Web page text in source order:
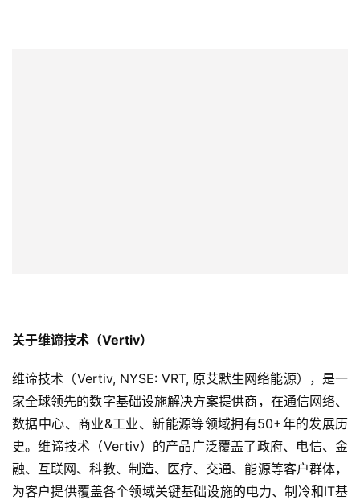
关于维谛技术（Vertiv）
维谛技术（Vertiv, NYSE: VRT, 原艾默生网络能源），是一
家全球领先的数字基础设施解决方案提供商，在通信网络、
数据中心、商业&工业、新能源等领域拥有50+年的发展历
史。维谛技术（Vertiv）的产品广泛覆盖了政府、电信、金
融、互联网、科教、制造、医疗、交通、能源等客户群体，
为客户提供覆盖各个领域关键基础设施的电力、制冷和IT基